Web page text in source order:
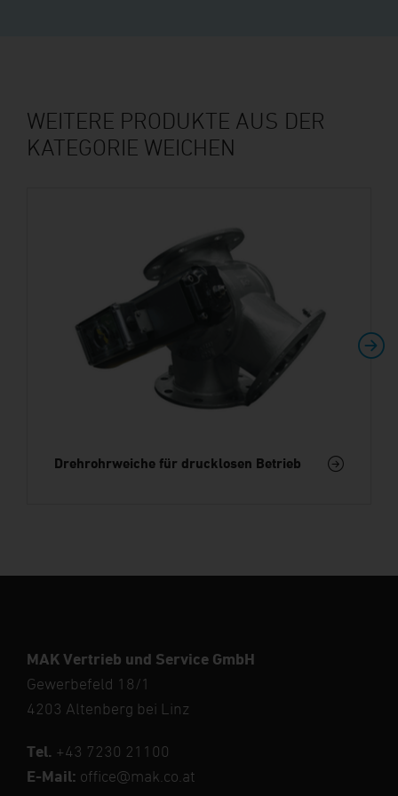
WEITERE PRODUKTE AUS DER
KATEGORIE WEICHEN
Drehrohrweiche für drucklosen Betrieb
MAK Vertrieb und Service GmbH
Gewerbefeld 18/1
4203 Altenberg bei Linz
Tel. +43 7230 21100
E-Mail: office@mak.co.at